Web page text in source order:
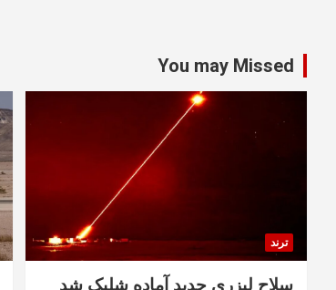
You may Missed
ترند
سلاح لیزری جدید آماده شلیک شد